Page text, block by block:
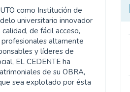
como Institución de
universitario innovador
de fácil acceso,
altamente
y líderes de
EL CEDENTE ha
de su OBRA,
sea explotado por ésta